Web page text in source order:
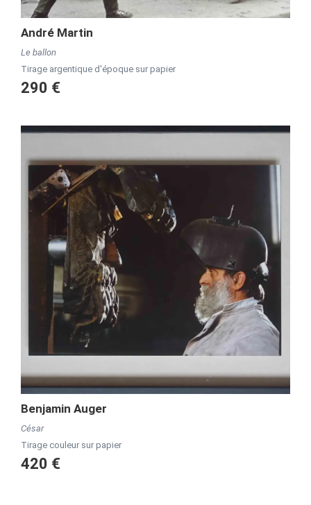
André Martin
Le ballon
Tirage argentique d'époque sur papier
290 €
Benjamin Auger
César
Tirage couleur sur papier
420 €